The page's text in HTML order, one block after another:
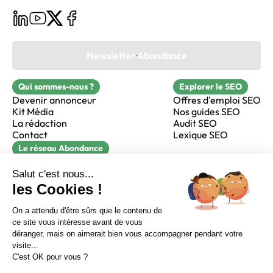
Sur LinkedIn Sur Youtube
Sur X Sur Facebook
Newsletter Abondance
Qui sommes-nous ?
Devenir annonceur
Kit Média
La rédaction
Contact
Explorer le SEO
Offres d'emploi SEO
Nos guides SEO
Audit SEO
Lexique SEO
Le réseau Abondance
Réacteur
alfie formation